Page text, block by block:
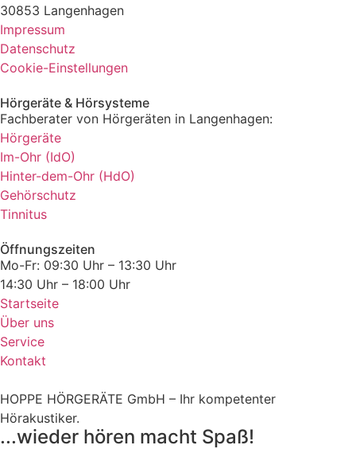
30853 Langenhagen
Impressum
Datenschutz
Cookie-Einstellungen
Hörgeräte & Hörsysteme
Fachberater von Hörgeräten in Langenhagen:
Hörgeräte
Im-Ohr (IdO)
Hinter-dem-Ohr (HdO)
Gehörschutz
Tinnitus
Öffnungszeiten
Mo-Fr: 09:30 Uhr – 13:30 Uhr
14:30 Uhr – 18:00 Uhr
Startseite
Über uns
Service
Kontakt
HOPPE HÖRGERÄTE GmbH – Ihr kompetenter
Hörakustiker.
...wieder hören macht Spaß!